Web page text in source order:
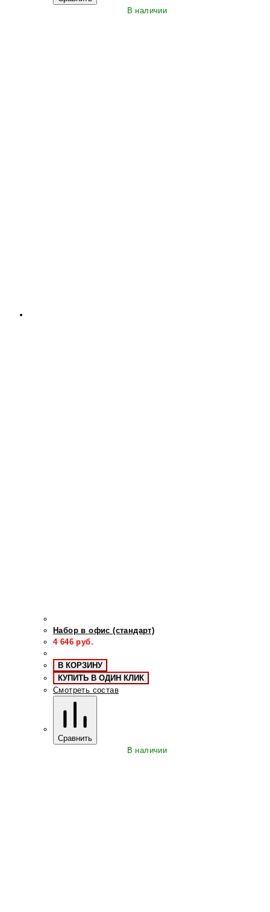
В наличии
Набор в офис (стандарт)
4 646 руб.
В КОРЗИНУ
КУПИТЬ В ОДИН КЛИК
Смотреть состав
Сравнить
В наличии